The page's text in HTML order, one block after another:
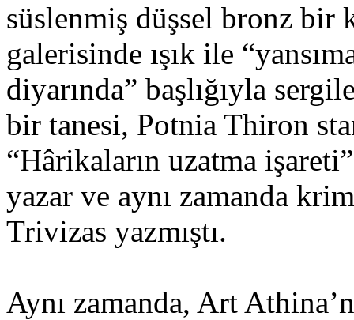
süslenmiş düşsel bronz bir
galerisinde ışık ile
diyarında” başlığıyla
bir tanesi, Potnia Thiron
“Hârikaların uzatma
yazar ve aynı zamanda
Trivizas yazmıştı.
Aynı zamanda, Art